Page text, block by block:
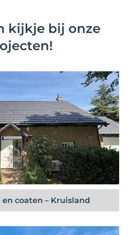
kijkje bij onze
project
coaten – Kruisland